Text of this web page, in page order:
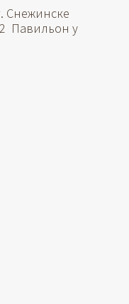
Снежинске
Павильон у